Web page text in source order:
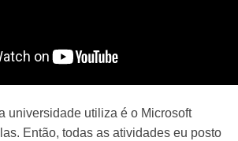
universidade utiliza é o Microsoft
Então, todas as atividades eu posto